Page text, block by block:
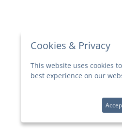
Cookies & Privacy
This website uses cookies
best experience on our